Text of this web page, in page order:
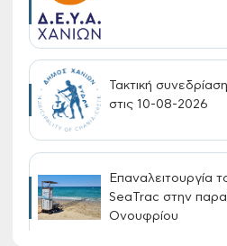
Τακτική
στις 10-08-2026
Επαναλειτουργία
SeaTrac στην
Ονουφρίου